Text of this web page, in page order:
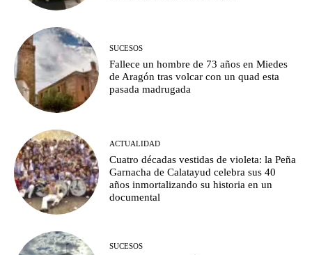
SUCESOS
Fallece un hombre de 73 años en Miedes
de Aragón tras volcar con un quad esta
pasada madrugada
ACTUALIDAD
Cuatro décadas vestidas de violeta: la Peña
Garnacha de Calatayud celebra sus 40
años inmortalizando su historia en un
documental
SUCESOS